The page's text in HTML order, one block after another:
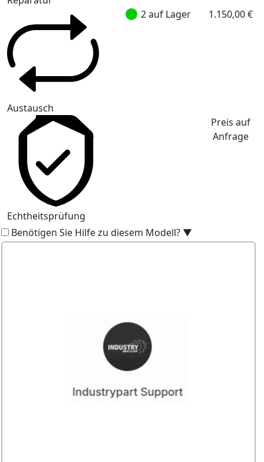
Austausch
2 auf Lager 1.150,00 €
Echtheitsprüfung
Preis auf
Anfrage
Benötigen Sie Hilfe zu diesem Modell? ▼